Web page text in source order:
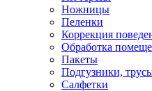
Ножницы
Пеленки
Коррекция
Обработка
Пакеты
Подгузники,
Салфетки